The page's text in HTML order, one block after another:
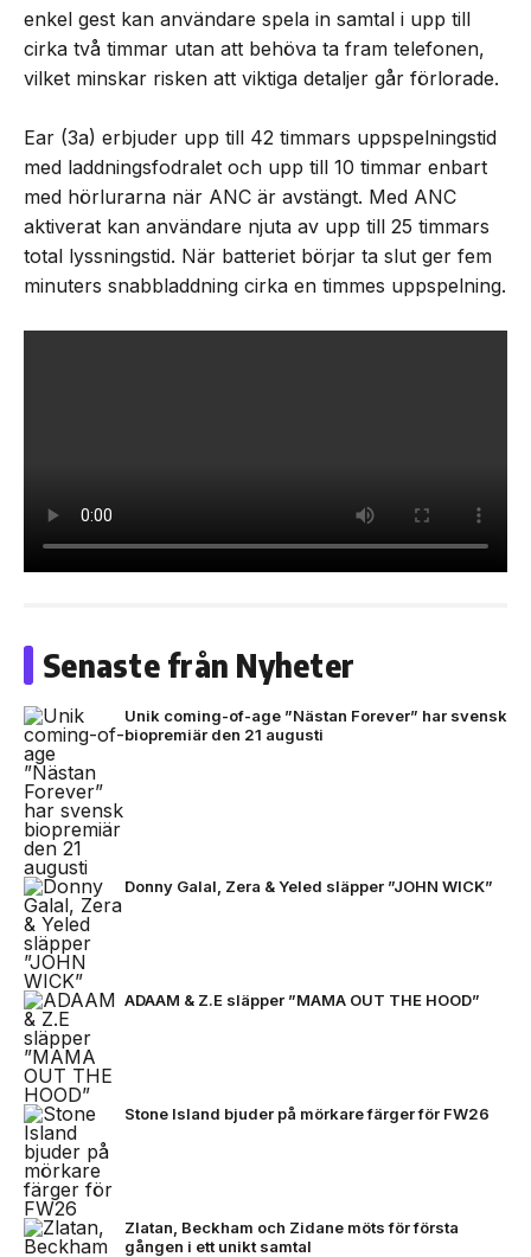
enkel gest kan användare spela in samtal i upp till
cirka två timmar utan att behöva ta fram telefonen,
vilket minskar risken att viktiga detaljer går förlorade.
Ear (3a) erbjuder upp till 42 timmars uppspelningstid
med laddningsfodralet och upp till 10 timmar enbart
med hörlurarna när ANC är avstängt. Med ANC
aktiverat kan användare njuta av upp till 25 timmars
total lyssningstid. När batteriet börjar ta slut ger fem
minuters snabbladdning cirka en timmes uppspelning.
Senaste från Nyheter
Unik coming-of-age ”Nästan Forever” har svensk
biopremiär den 21 augusti
Donny Galal, Zera & Yeled släpper ”JOHN WICK”
ADAAM & Z.E släpper ”MAMA OUT THE HOOD”
Stone Island bjuder på mörkare färger för FW26
Zlatan, Beckham och Zidane möts för första
gången i ett unikt samtal